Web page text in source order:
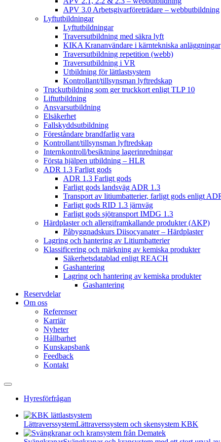
APV 3.0 Arbetsgivarföreträdare – webbutbildning
Lyftutbildningar
Lyftutbildningar
Traversutbildning med säkra lyft
KIKA Krananvändare i kärntekniska anläggningar
Traversutbildning repetition (webb)
Traversutbildning i VR
Utbildning för lättlastsystem
Kontrollant/tillsynsman lyftredskap
Truckutbildning som ger truckkort enligt TLP 10
Liftutbildning
Ansvarsutbildning
Elsäkerhet
Fallskyddsutbildning
Föreståndare brandfarlig vara
Kontrollant/tillsynsman lyftredskap
Internkontroll/besiktning lagerinredningar
Första hjälpen utbildning – HLR
ADR 1.3 Farligt gods
ADR 1.3 Farligt gods
Farligt gods landsväg ADR 1.3
Transport av litiumbatterier, farligt gods enligt
Farligt gods RID 1.3 järnväg
Farligt gods sjötransport IMDG 1.3
Härdplaster och allergiframkallande produkter (AKP)
Påbyggnadskurs Diisocyanater – Härdplaster
Lagring och hantering av Litiumbatterier
Klassificering och märkning av kemiska produkter
Säkerhetsdatablad enligt REACH
Gashantering
Lagring och hantering av kemiska produkter
Gashantering
Reservdelar
Om oss
Referenser
Karriär
Nyheter
Hållbarhet
Kunskapsbank
Feedback
Kontakt
Hyresförfrågan
LättraverssystemLättraverssystem och skensystem KBK